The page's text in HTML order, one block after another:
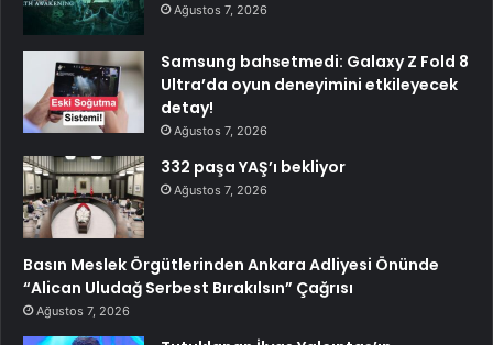
Ağustos 7, 2026
Samsung bahsetmedi: Galaxy Z Fold 8
Ultra’da oyun deneyimini etkileyecek
detay!
Ağustos 7, 2026
332 paşa YAŞ’ı bekliyor
Ağustos 7, 2026
Basın Meslek Örgütlerinden Ankara Adliyesi Önünde
“Alican Uludağ Serbest Bırakılsın” Çağrısı
Ağustos 7, 2026